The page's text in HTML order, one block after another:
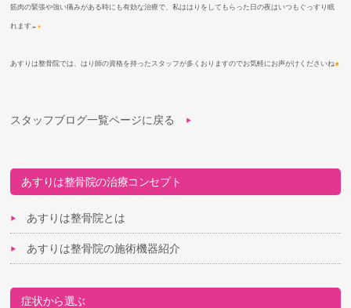
筋肉の緊張や強い痛みがある時にも有効な治療で、私ははりをしてもらった日の夜はいつもぐっすり眠
れます
あすりは整骨院では、はり師の資格を持ったスタッフが多くおりますのでお気軽にお声がけくださいね
スタッフブログ一覧ページに戻る
あすりは整骨院の治療コンセプト
あすりは整骨院とは
あすりは整骨院の施術機器紹介
症状から選ぶ